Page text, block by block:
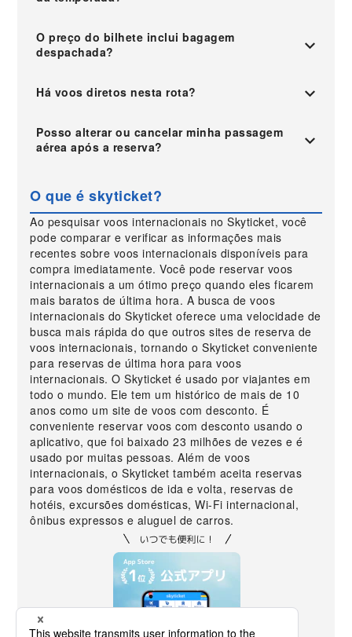
O preço do bilhete inclui bagagem
despachada?
Há voos diretos nesta rota?
Posso alterar ou cancelar minha passagem
aérea após a reserva?
O que é skyticket?
Ao pesquisar voos internacionais no Skyticket, você
pode comparar e verificar as informações mais
recentes sobre voos internacionais disponíveis para
compra imediatamente. Você pode reservar voos
internacionais a um ótimo preço quando eles ficarem
mais baratos de última hora. A busca de voos
internacionais do Skyticket oferece uma velocidade de
busca mais rápida do que outros sites de reserva de
voos internacionais, tornando o Skyticket conveniente
para reservas de última hora para voos
internacionais. O Skyticket é usado por viajantes em
todo o mundo. Ele tem um histórico de mais de 10
anos como um site de voos com desconto. É
conveniente reservar voos com desconto usando o
aplicativo, que foi baixado 23 milhões de vezes e é
usado por muitas pessoas. Além de voos
internacionais, o Skyticket também aceita reservas
para voos domésticos de ida e volta, reservas de
hotéis, excursões domésticas, Wi-Fi internacional,
ônibus expressos e aluguel de carros.